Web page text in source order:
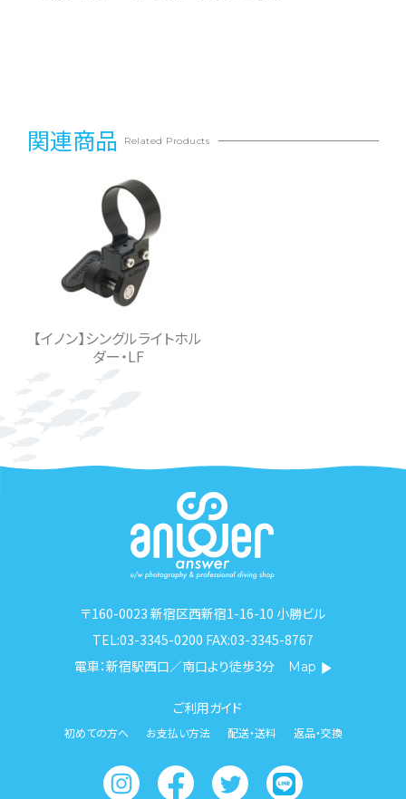
関連商品 Related Products
【イノン】シングルライトホル
ダー・LF
〒160-0023 新宿区西新宿1-16-10 小勝ビル
TEL:03-3345-0200 FAX:03-3345-8767
電車：新宿駅西口／南口より徒歩3分
Map
ご利用ガイド
初めての方へ お支払い方法 配送・送料 返品・交換